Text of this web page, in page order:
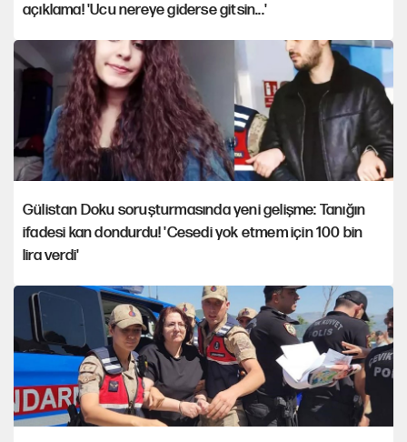
açıklama! 'Ucu nereye giderse gitsin...'
Gülistan Doku soruşturmasında yeni gelişme: Tanığın
ifadesi kan dondurdu! 'Cesedi yok etmem için 100 bin
lira verdi'